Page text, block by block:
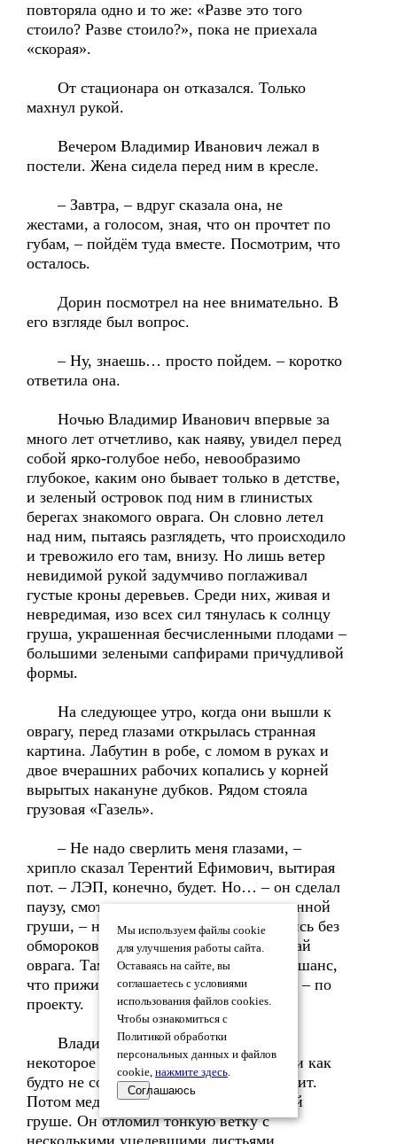
повторяла одно и то же: «Разве это того
стоило? Разве стоило?», пока не приехала
«скорая».
От стационара он отказался. Только
махнул рукой.
Вечером Владимир Иванович лежал в
постели. Жена сидела перед ним в кресле.
– Завтра, – вдруг сказала она, не
жестами, а голосом, зная, что он прочтет по
губам, – пойдём туда вместе. Посмотрим, что
осталось.
Дорин посмотрел на нее внимательно. В
его взгляде был вопрос.
– Ну, знаешь… просто пойдем. – коротко
ответила она.
Ночью Владимир Иванович впервые за
много лет отчетливо, как наяву, увидел перед
собой ярко-голубое небо, невообразимо
глубокое, каким оно бывает только в детстве,
и зеленый островок под ним в глинистых
берегах знакомого оврага. Он словно летел
над ним, пытаясь разглядеть, что происходило
и тревожило его там, внизу. Но лишь ветер
невидимой рукой задумчиво поглаживал
густые кроны деревьев. Среди них, живая и
невредимая, изо всех сил тянулась к солнцу
груша, украшенная бесчисленными плодами –
большими зелеными сапфирами причудливой
формы.
На следующее утро, когда они вышли к
оврагу, перед глазами открылась странная
картина. Лабутин в робе, с ломом в руках и
двое вчерашних рабочих копались у корней
вырытых накануне дубков. Рядом стояла
грузовая «Газель».
– Не надо сверлить меня глазами, –
хрипло сказал Терентий Ефимович, вытирая
пот. – ЛЭП, конечно, будет. Но… – он сделал
паузу, смотря куда-то в сторону поваленной
груши, – но впредь хотелось бы обойтись без
обмороков. Молодые пересадим. На край
оврага. Там земля, конечно, не пух, но шанс,
что приживутся, есть. А центр… центр – по
проекту.
Владимир Иванович постоял еще
некоторое время, наблюдая за работой и как
будто не совсем понимая, что происходит.
Потом медленно подошёл к поваленной
груше. Он отломил тонкую ветку с
несколькими уцелевшими листьями,
Мы используем файлы cookie
для улучшения работы сайта.
Оставаясь на сайте, вы
соглашаетесь с условиями
использования файлов cookies.
Чтобы ознакомиться с
Политикой обработки
персональных данных и файлов
cookie, нажмите здесь.
Соглашаюсь